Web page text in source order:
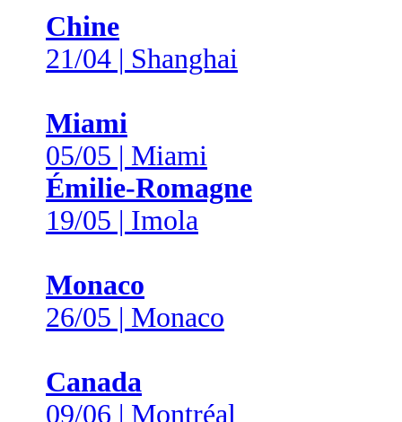
Chine
21/04 | Shanghai
Miami
05/05 | Miami
Émilie-Romagne
19/05 | Imola
Monaco
26/05 | Monaco
Canada
09/06 | Montréal